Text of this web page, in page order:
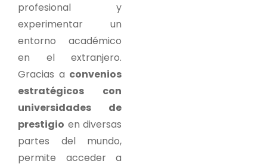
profesional y
experimentar un
entorno académico
en el extranjero.
Gracias a convenios
estratégicos con
universidades de
prestigio en diversas
partes del mundo,
permite acceder a